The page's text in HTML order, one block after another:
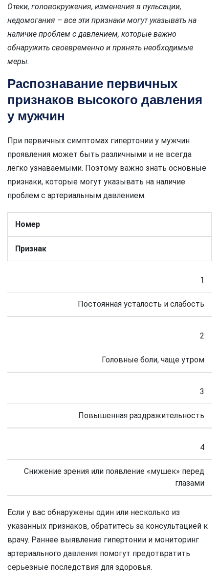
Отеки, головокружения, изменения в пульсации,
недомогания – все эти признаки могут указывать на
наличие проблем с давлением, которые важно
обнаружить своевременно и принять необходимые
меры.
Распознавание первичных
признаков высокого давления
у мужчин
При первичных симптомах гипертонии у мужчин
проявления может быть различными и не всегда
легко узнаваемыми. Поэтому важно знать основные
признаки, которые могут указывать на наличие
проблем с артериальным давлением.
Номер
Признак
1
Постоянная усталость и слабость
2
Головные боли, чаще утром
3
Повышенная раздражительность
4
Снижение зрения или появление «мушек» перед
глазами
Если у вас обнаружены один или несколько из
указанных признаков, обратитесь за консультацией к
врачу. Раннее выявление гипертонии и мониторинг
артериального давления помогут предотвратить
серьезные последствия для здоровья.